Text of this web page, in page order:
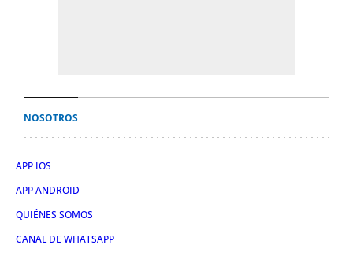
NOSOTROS
APP IOS
APP ANDROID
QUIÉNES SOMOS
CANAL DE WHATSAPP